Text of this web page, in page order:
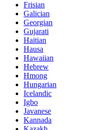
Frisian
Galician
Georgian
Gujarati
Haitian
Hausa
Hawaiian
Hebrew
Hmong
Hungarian
Icelandic
Igbo
Javanese
Kannada